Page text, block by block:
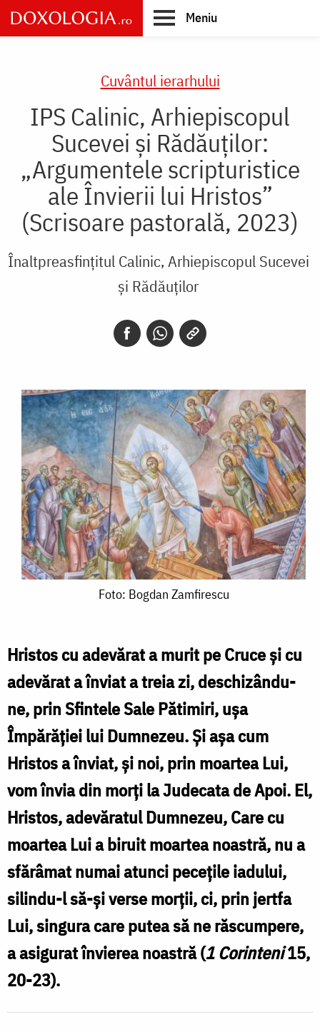
Skip
to
main
Meniu
Cuvântul ierarhului
IPS Calinic, Arhiepiscopul
Sucevei și Rădăuților:
„Argumentele scripturistice
ale Învierii lui Hristos”
(Scrisoare pastorală, 2023)
Înaltpreasfințitul Calinic, Arhiepiscopul Sucevei
și Rădăuților
Foto: Bogdan Zamfirescu
Hristos cu adevărat a murit pe Cruce și cu
adevărat a înviat a treia zi, deschizându-
ne, prin Sfintele Sale Pătimiri, ușa
Împărăției lui Dumnezeu. Și așa cum
Hristos a înviat, și noi, prin moartea Lui,
vom învia din morți la Judecata de Apoi. El,
Hristos, adevăratul Dumnezeu, Care cu
moartea Lui a biruit moartea noastră, nu a
sfărâmat numai atunci pecețile iadului,
silindu-l să-și verse morții, ci, prin jertfa
Lui, singura care putea să ne răscumpere,
a asigurat învierea noastră (1 Corinteni15,
20-23).